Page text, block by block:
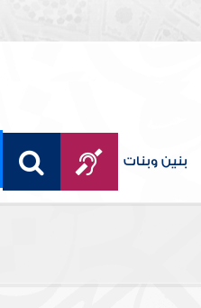
بنين وبنات